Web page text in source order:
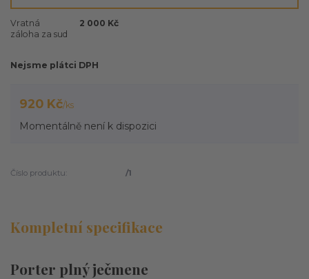
Vratná
záloha za sud
2 000 Kč
Nejsme plátci DPH
920 Kč/ks
Momentálně není k dispozici
Číslo produktu: /1
Kompletní specifikace
Porter plný ječmene